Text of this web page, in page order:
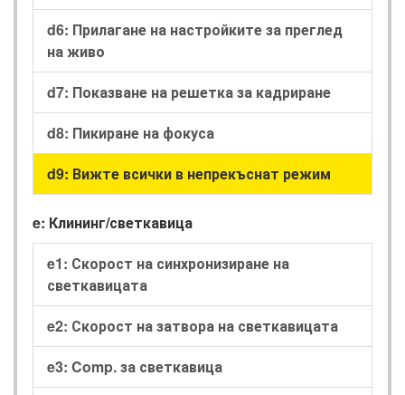
d6: Прилагане на настройките за преглед
на живо
d7: Показване на решетка за кадриране
d8: Пикиране на фокуса
d9: Вижте всички в непрекъснат режим
e: Клининг/светкавица
e1: Скорост на синхронизиране на
светкавицата
e2: Скорост на затвора на светкавицата
e3: Comp. за светкавица